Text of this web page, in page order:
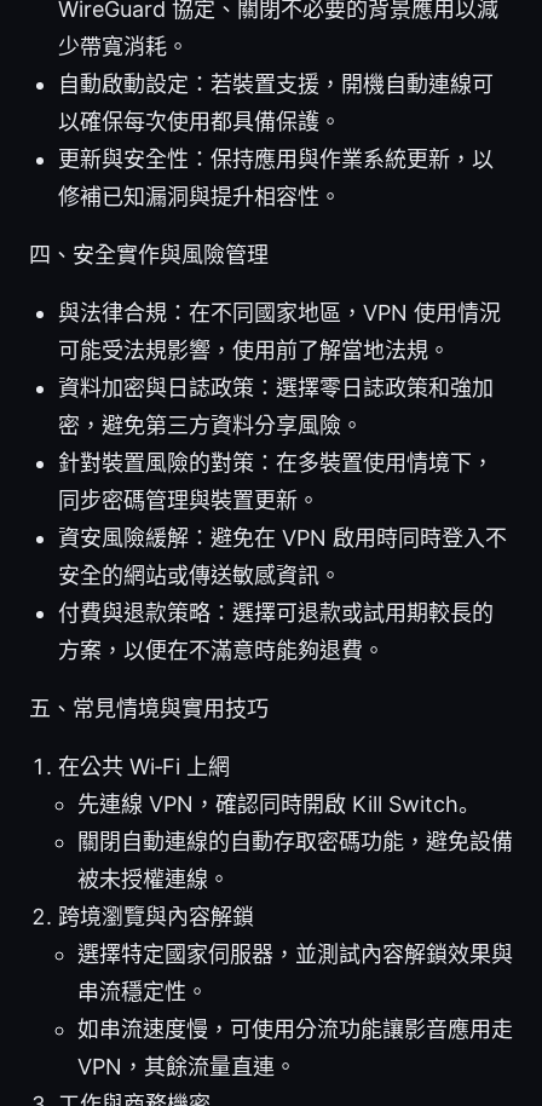
WireGuard 協定、關閉不必要的背景應用以減
少帶寬消耗。
自動啟動設定：若裝置支援，開機自動連線可
以確保每次使用都具備保護。
更新與安全性：保持應用與作業系統更新，以
修補已知漏洞與提升相容性。
四、安全實作與風險管理
與法律合規：在不同國家地區，VPN 使用情況
可能受法規影響，使用前了解當地法規。
資料加密與日誌政策：選擇零日誌政策和強加
密，避免第三方資料分享風險。
針對裝置風險的對策：在多裝置使用情境下，
同步密碼管理與裝置更新。
資安風險緩解：避免在 VPN 啟用時同時登入不
安全的網站或傳送敏感資訊。
付費與退款策略：選擇可退款或試用期較長的
方案，以便在不滿意時能夠退費。
五、常見情境與實用技巧
在公共 Wi‑Fi 上網
先連線 VPN，確認同時開啟 Kill Switch。
關閉自動連線的自動存取密碼功能，避免設備
被未授權連線。
跨境瀏覽與內容解鎖
選擇特定國家伺服器，並測試內容解鎖效果與
串流穩定性。
如串流速度慢，可使用分流功能讓影音應用走
VPN，其餘流量直連。